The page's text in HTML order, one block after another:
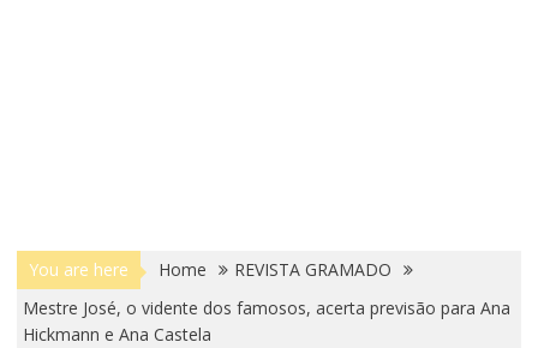
You are here Home
REVISTA GRAMADO
Mestre José, o vidente dos famosos, acerta previsão para Ana
Hickmann e Ana Castela